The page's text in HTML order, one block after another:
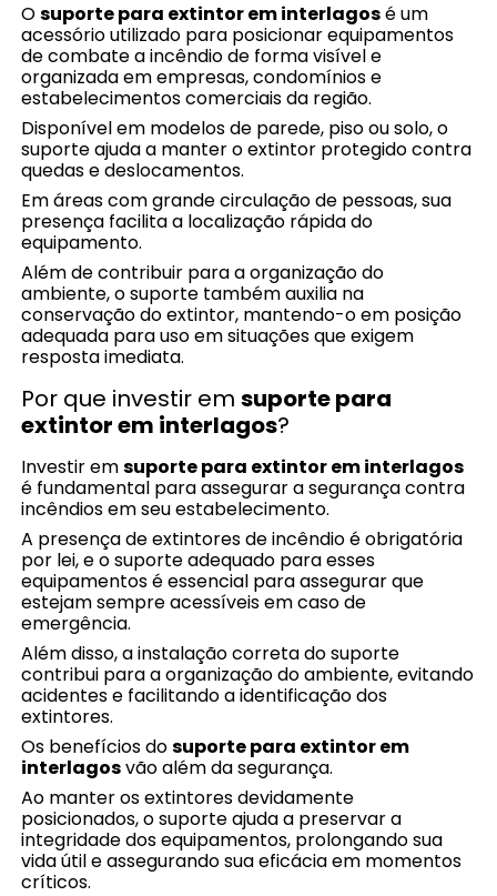
Osuporte para extintor em interlagosé um
acessório utilizado para posicionar equipamentos
de combate a incêndio de forma visível e
organizada em empresas, condomínios e
estabelecimentos comerciais da região.
Disponível em modelos de parede, piso ou solo, o
suporte ajuda a manter o extintor protegido contra
quedas e deslocamentos.
Em áreas com grande circulação de pessoas, sua
presença facilita a localização rápida do
equipamento.
Além de contribuir para a organização do
ambiente, o suporte também auxilia na
conservação do extintor, mantendo-o em posição
adequada para uso em situações que exigem
resposta imediata.
Por que investir emsuporte para
extintor em interlagos?
Investir emsuporte para extintor em interlagos
é fundamental para assegurar a segurança contra
incêndios em seu estabelecimento.
A presença de extintores de incêndio é obrigatória
por lei, e o suporte adequado para esses
equipamentos é essencial para assegurar que
estejam sempre acessíveis em caso de
emergência.
Além disso, a instalação correta do suporte
contribui para a organização do ambiente, evitando
acidentes e facilitando a identificação dos
extintores.
Os benefícios dosuporte para extintor em
interlagosvão além da segurança.
Ao manter os extintores devidamente
posicionados, o suporte ajuda a preservar a
integridade dos equipamentos, prolongando sua
vida útil e assegurando sua eficácia em momentos
críticos.